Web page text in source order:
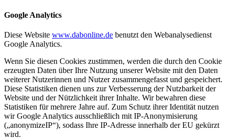
Google Analytics
Diese Website www.dabonline.de benutzt den Webanalysedienst
Google Analytics.
Wenn Sie diesen Cookies zustimmen, werden die durch den Cookie
erzeugten Daten über Ihre Nutzung unserer Website mit den Daten
weiterer Nutzerinnen und Nutzer zusammengefasst und gespeichert.
Diese Statistiken dienen uns zur Verbesserung der Nutzbarkeit der
Website und der Nützlichkeit ihrer Inhalte. Wir bewahren diese
Statistiken für mehrere Jahre auf. Zum Schutz ihrer Identität nutzen
wir Google Analytics ausschließlich mit IP-Anonymisierung
(„anonymizeIP“), sodass Ihre IP-Adresse innerhalb der EU gekürzt
wird.